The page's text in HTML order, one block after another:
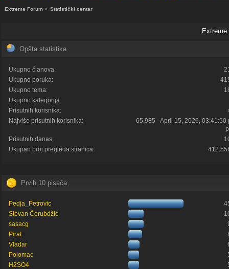
Extreme Forum » Statistički centar
Opšta statistika
Ukupno članova:
Ukupno poruka:
Ukupno tema:
Ukupno kategorija:
Prisutnih korisnika:
Najviše prisutnih korisnika:
65.985 - April 15, 2026, 03:41:50
Prisutnih danas:
Ukupan broj pregleda stranica:
Prvih 10 pisača
Pedja_Petrovic
Stevan Čerubdžić
sasacg
Pirat
Vladar
Polomac
H2SO4